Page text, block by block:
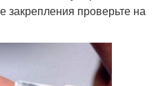
закрепления проверьте на